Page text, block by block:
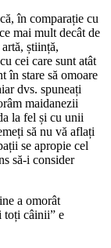
în comparație cu
mai mult decât de
știință,
cei care sunt atât
în stare să omoare
dvs. spuneați
maidanezii
la fel și cu unii
să nu vă aflați
se apropie cel
să-i consider
a omorât
toți câinii” e